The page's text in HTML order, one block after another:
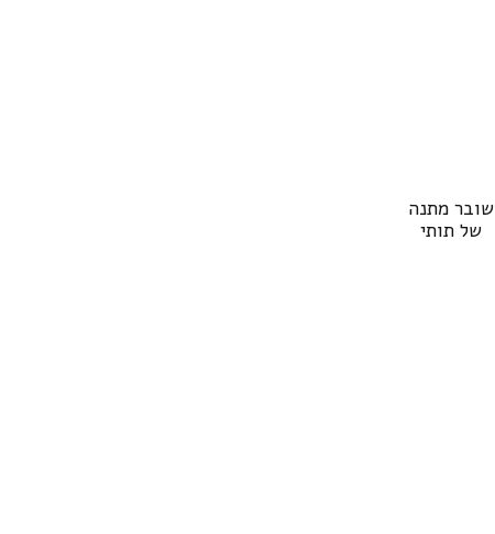
שובר מתנה
של תותי